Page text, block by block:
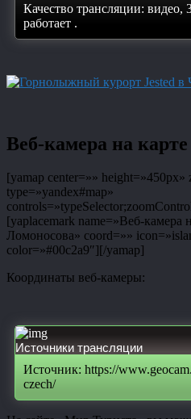
Качество трансляции: видео,
работает .
Веб-камера на карте
[yamap center=»» height=»450px»
type=»yandex#map»
[yaplacemark name=»Веб-камера
Ломоносова» coord=»»
color=»#00c2a9″][/yamap]
Координаты веб-камеры:
Источники трансляции
Источник: https://
czech/